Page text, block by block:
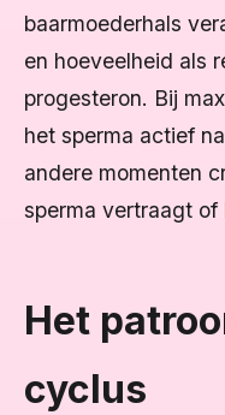
baarmoederhals
en hoeveelheid als
progesteron. Bij
het sperma actief
andere momenten
sperma vertraagt ​​of
Het
cyclus